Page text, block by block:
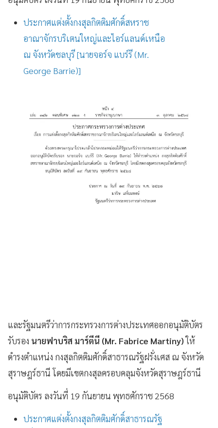
ประกาศแต่งตั้งกงสุลกิตติมศักดิ์สหราช
อาณาจักรบริเตนใหญ่และไอร์แลนด์เหนือ
ณ จังหวัดชลบุรี [นายจอร์จ แบร์รี (Mr.
George Barrie)]
และรัฐมนตรีว่าการกระทรวงการต่างประเทศออกอนุมัติบัตร
รับรอง นายฟาบริส มาร์ตีนี (Mr. Fabrice Martiny)ให้
ดำรงตำแหน่ง กงสุลกิตติมศักดิ์สาธารณรัฐฝรั่งเศส ณ จังหวัด
สุราษฎร์ธานี โดยมีเขตกงสุลครอบคลุมจังหวัดสุราษฎร์ธานี
อนุมัติบัตร ลงวันที่ 19 กันยายน พุทธศักราช 2568
ประกาศแต่งตั้งกงสุลกิตติมศักดิ์สาธารณรัฐ